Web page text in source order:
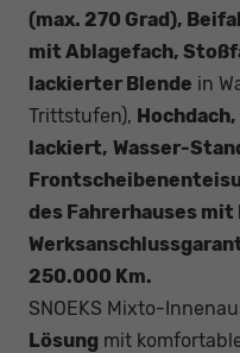
(max. 270 Grad),
mit Ablagefach,
lackierter Blende in
Trittstufen),
lackiert, Wasser-
des Fahrerhauses
250.000 Km.
SNOEKS Mixto-
Lösung mit